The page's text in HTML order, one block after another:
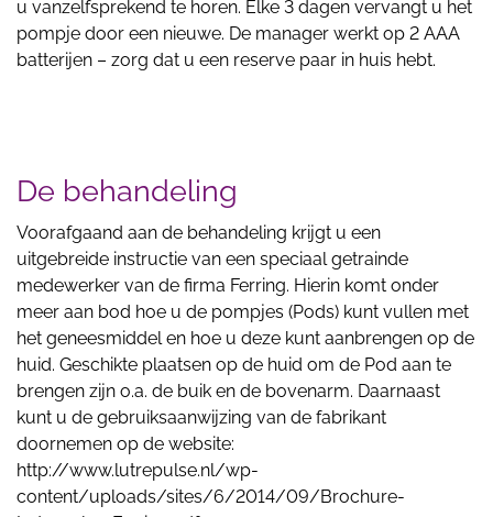
u vanzelfsprekend te horen. Elke 3 dagen vervangt u het
pompje door een nieuwe. De manager werkt op 2 AAA
batterijen – zorg dat u een reserve paar in huis hebt.
De behandeling
Voorafgaand aan de behandeling krijgt u een
uitgebreide instructie van een speciaal getrainde
medewerker van de firma Ferring. Hierin komt onder
meer aan bod hoe u de pompjes (Pods) kunt vullen met
het geneesmiddel en hoe u deze kunt aanbrengen op de
huid. Geschikte plaatsen op de huid om de Pod aan te
brengen zijn o.a. de buik en de bovenarm. Daarnaast
kunt u de gebruiksaanwijzing van de fabrikant
doornemen op de website:
http://www.lutrepulse.nl/wp-
content/uploads/sites/6/2014/09/Brochure-